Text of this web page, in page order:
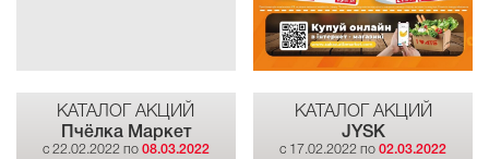
КАТАЛОГ АКЦИЙ
Пчёлка Маркет
c 22.02.2022 по 08.03.2022
КАТАЛОГ АКЦИЙ
JYSK
c 17.02.2022 по02.03.2022